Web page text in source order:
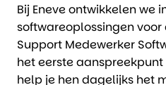
Bij Eneve ontwikkelen we
softwareoplossingen
Support Medewerker
het eerste
help je hen dagelijks het